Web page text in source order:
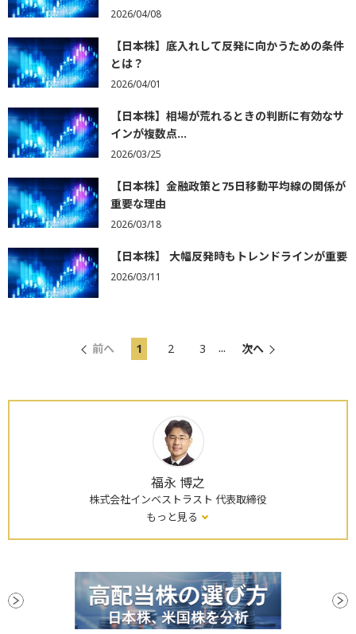
2026/04/08
【日本株】底入れして反発に向かうための条件
とは？
2026/04/01
【日本株】相場が荒れるときの判断に有効なサ
インが複数点...
2026/03/25
【日本株】金融政策と75日移動平均線の関係が
重要な理由
2026/03/18
【日本株】 大幅反発時もトレンドラインが重要
2026/03/11
前へ 1 2 3 ... 次へ
福永 博之
株式会社インベストラスト 代表取締役
もっと見る